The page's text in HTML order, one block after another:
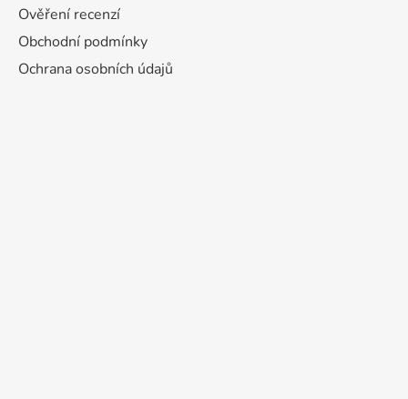
Ověření recenzí
Obchodní podmínky
Ochrana osobních údajů